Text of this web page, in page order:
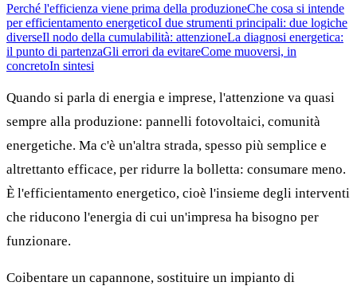
Perché l'efficienza viene prima della produzioneChe cosa si intende
per efficientamento energeticoI due strumenti principali: due logiche
diverseIl nodo della cumulabilità: attenzioneLa diagnosi energetica:
il punto di partenzaGli errori da evitareCome muoversi, in
concretoIn sintesi
Quando si parla di energia e imprese, l'attenzione va quasi
sempre alla produzione: pannelli fotovoltaici, comunità
energetiche. Ma c'è un'altra strada, spesso più semplice e
altrettanto efficace, per ridurre la bolletta: consumare meno.
È l'efficientamento energetico, cioè l'insieme degli interventi
che riducono l'energia di cui un'impresa ha bisogno per
funzionare.
Coibentare un capannone, sostituire un impianto di